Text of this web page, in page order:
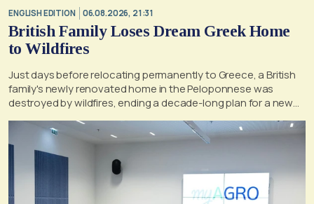
ENGLISH EDITION 06.08.2026, 21:31
British Family Loses Dream Greek Home
to Wildfires
Just days before relocating permanently to Greece, a British
family's newly renovated home in the Peloponnese was
destroyed by wildfires, ending a decade-long plan for a new
life, according to a report by the UK's Mirror